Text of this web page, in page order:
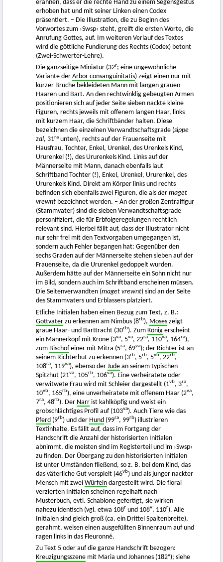
erahnen, dass er die rechte Hand zu einem Segensgestus
erhoben hat und mit seiner Linken einen Codex
präsentiert. – Die Illustration, die zu Beginn des
Vorwortes zum ›Swsp‹ steht, greift die ersten Worte, die
Anrufung Gottes, auf. Im weiteren Verlauf des Textes
wird die göttliche Fundierung des Rechts (Codex) betont
(Zwei-Schwerter-Lehre).
Die ganzseitige Miniatur (32r; eine ungewöhnliche
Variante der Arbor consanguinitatis) zeigt einen nur mit
kurzer Bruche bekleideten Mann mit langen grauen
Haaren und Bart. An den rechtwinklig gebeugten Armen
positionieren sich auf jeder Seite sieben nackte kleine
Figuren, rechts jeweils mit offenem langen Haar, links
mit kurzem Haar, die Schriftbänder halten. Diese
bezeichnen die einzelnen Verwandtschaftsgrade (sippe
zal, 31ra unten), rechts auf der Frauenseite mit
Hausfrau, Tochter, Enkel, Urenkel, des Urenkels Kind,
Ururenkel (!), des Ururenkels Kind. Links auf der
Männerseite mit Mann, danach ebenfalls laut
Schriftband Tochter (!), Enkel, Urenkel, Ururenkel, des
Ururenkels Kind. Direkt am Körper links und rechts
befinden sich ebenfalls zwei Figuren, die als der maget
vrewnt bezeichnet werden. – An der großen Zentralfigur
(Stammvater) sind die sieben Verwandtschaftsgrade
personifiziert, die für Erbfolgeregelungen rechtlich
relevant sind. Hierbei fällt auf, dass der Illustrator nicht
nur sehr frei mit den Textvorgaben umgegangen ist,
sondern auch Fehler begangen hat: Gegenüber den
sechs Graden auf der Männerseite stehen sieben auf der
Frauenseite, da die Ururenkel gedoppelt wurden.
Außerdem hätte auf der Männerseite ein Sohn nicht nur
im Bild, sondern auch im Schriftband erscheinen müssen.
Die Seitenverwandten (maget vrewnt) sind an der Seite
des Stammvaters und Erblassers platziert.
Etliche Initialen haben einen Bezug zum Text, z. B.:
Gottvater zu erkennen am Nimbus (8rb), Moses zeigt
graue Haar- und Barttracht (30rb). Zum König erscheint
ein Männerkopf mit Krone (3va, 5va, 22ra, 110va, 164ra),
zum Bischofeiner mit Mitra (5ra, 69va); der Richter ist an
seinem Richterhut zu erkennen (3rb, 5rb, 5vb, 22rb,
108ra, 119va), ebenso der Jude an seinem typischen
Spitzhut (21va, 105rb, 106va). Eine verheiratete oder
verwitwete Frau wird mit Schleier dargestellt (1vb, 3ra,
10vb, 165rb), eine unverheiratete mit offenem Haar (2va,
7ra, 48rb). Der Narr ist kahlköpfig und weist ein
grobschlächtiges Profil auf (103va). Auch Tiere wie das
Pferd (9rb) und der Hund (99ra, 99rb) illustrieren
Textinhalte. Es fällt auf, dass im Fortgang der
Handschrift die Anzahl der historisierten Initialen
abnimmt, die meisten sind im Registerteil und im ›Swsp‹
zu finden. Der Übergang zu den historisierten Initialen
ist unter Umständen fließend, so z. B. bei dem Kind, das
das väterliche Gut verspielt (46vb) und als junger nackter
Mensch mit zwei Würfeln dargestellt wird. Die floral
verzierten Initialen scheinen regelhaft nach
Musterbuch, evtl. Schablone gefertigt, sie wirken
nahezu identisch (vgl. etwa 108r und 108v, 110r). Alle
Initialen sind gleich groß (ca. ein Drittel Spaltenbreite),
gerahmt, weisen einen ausgefüllten Binnenraum auf und
ragen links in das Fleuronné.
Zu Text 5 oder auf die ganze Handschrift bezogen:
Kreuzigungsszene mit Maria und Johannes (182v); siehe